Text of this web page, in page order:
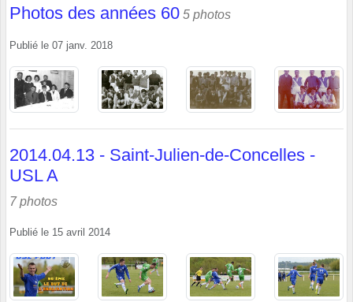
Photos des années 60 5 photos
Publié le 07 janv. 2018
2014.04.13 - Saint-Julien-de-Concelles -
USL A
7 photos
Publié le 15 avril 2014